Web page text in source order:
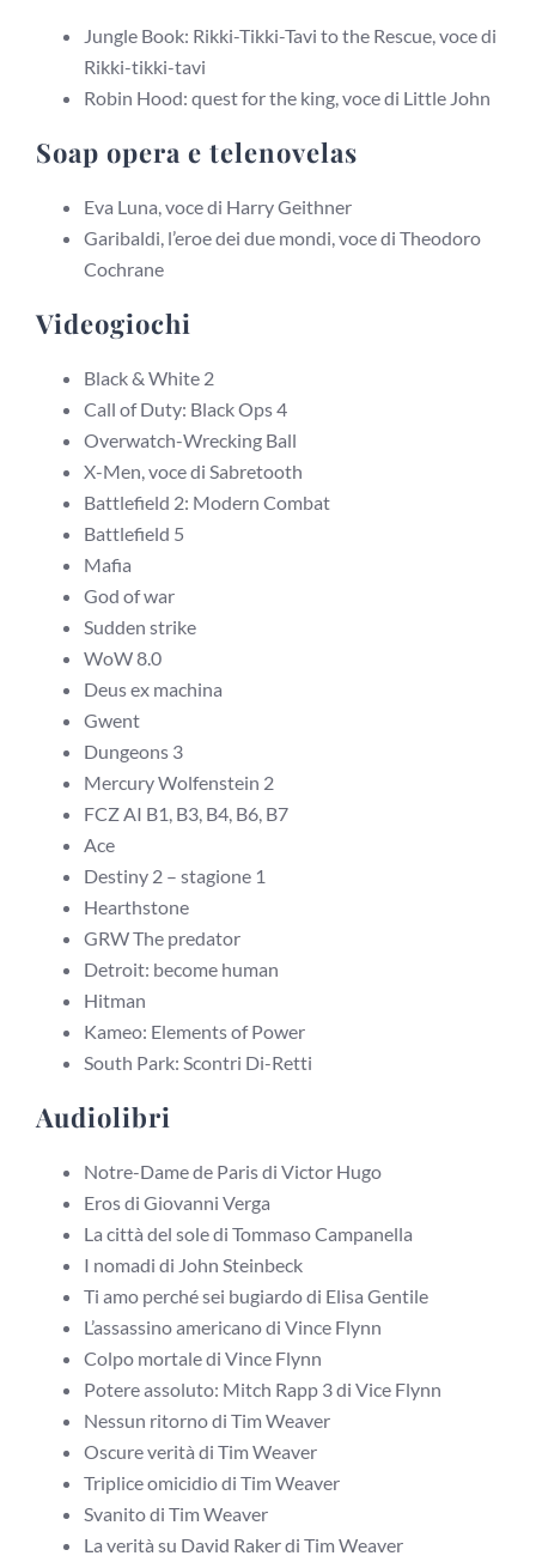
Jungle Book: Rikki-Tikki-Tavi to the Rescue, voce di
Rikki-tikki-tavi
Robin Hood: quest for the king, voce di Little John
Soap opera e telenovelas
Eva Luna, voce di Harry Geithner
Garibaldi, l’eroe dei due mondi, voce di Theodoro
Cochrane
Videogiochi
Black & White 2
Call of Duty: Black Ops 4
Overwatch-Wrecking Ball
X-Men, voce di Sabretooth
Battlefield 2: Modern Combat
Battlefield 5
Mafia
God of war
Sudden strike
WoW 8.0
Deus ex machina
Gwent
Dungeons 3
Mercury Wolfenstein 2
FCZ AI B1, B3, B4, B6, B7
Ace
Destiny 2 – stagione 1
Hearthstone
GRW The predator
Detroit: become human
Hitman
Kameo: Elements of Power
South Park: Scontri Di-Retti
Audiolibri
Notre-Dame de Paris di Victor Hugo
Eros di Giovanni Verga
La città del sole di Tommaso Campanella
I nomadi di John Steinbeck
Ti amo perché sei bugiardo di Elisa Gentile
L’assassino americano di Vince Flynn
Colpo mortale di Vince Flynn
Potere assoluto: Mitch Rapp 3 di Vice Flynn
Nessun ritorno di Tim Weaver
Oscure verità di Tim Weaver
Triplice omicidio di Tim Weaver
Svanito di Tim Weaver
La verità su David Raker di Tim Weaver